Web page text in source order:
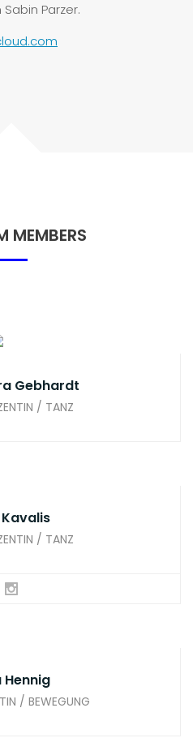
Parzer.
MEMBERS
Gebhardt
/ TANZ
/ TANZ
Hennig
/ BEWEGUNG